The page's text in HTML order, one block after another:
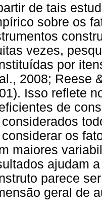
de tais
sobre os
vezes,
por
2008; Reese
Isso reflete
de
os
maiores
ajudam
parece
geral de